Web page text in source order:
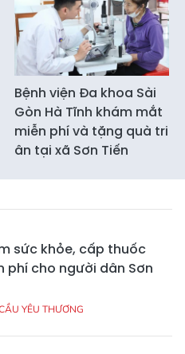
Bệnh viện Đa khoa Sài
Gòn Hà Tĩnh khám mắt
miễn phí và tặng quà tri
ân tại xã Sơn Tiến
sức khỏe, cấp thuốc
phí cho người dân Sơn
YÊU THƯƠNG